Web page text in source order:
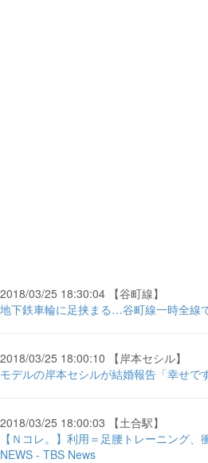
2018/03/25 18:30:04 【谷町線】
地下鉄車輪に足挟まる…谷町線一時全線
2018/03/25 18:00:10 【岸本セシル】
モデルの岸本セシルが結婚報告「幸せで
2018/03/25 18:00:03 【土合駅】
【Ｎコレ。】利用＝足腰トレーニング、
NEWS - TBS News